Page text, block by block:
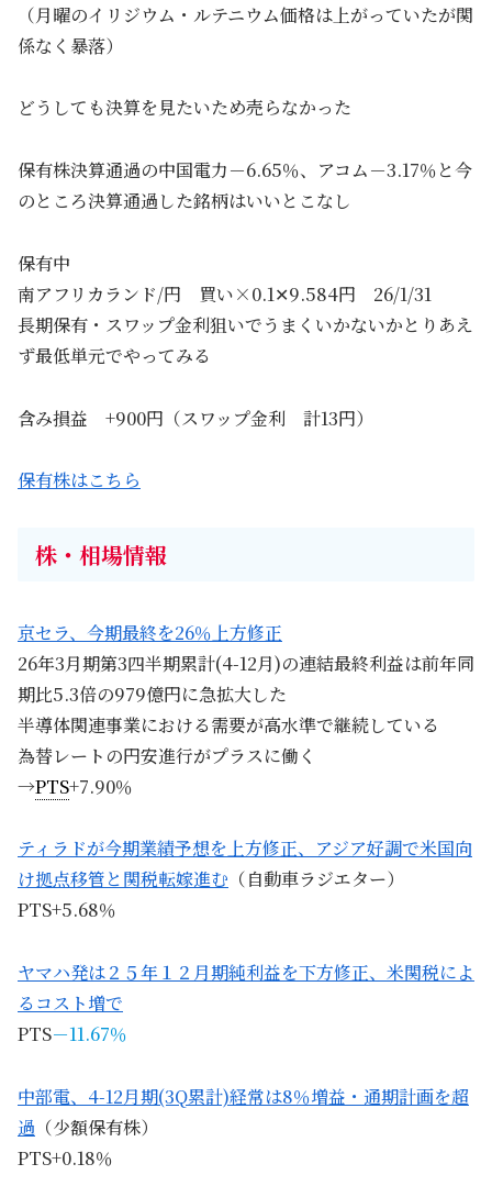
（月曜のイリジウム・ルテニウム価格は上がっていたが関
係なく暴落）
どうしても決算を見たいため売らなかった
保有株決算通過の中国電力－6.65％、アコム－3.17％と今
のところ決算通過した銘柄はいいとこなし
保有中
南アフリカランド/円 買い×0.1✕9.584円 26/1/31
長期保有・スワップ金利狙いでうまくいかないかとりあえ
ず最低単元でやってみる
含み損益 +900円（スワップ金利 計13円）
保有株はこちら
株・相場情報
京セラ、今期最終を26％上方修正
26年3月期第3四半期累計(4-12月)の連結最終利益は前年同
期比5.3倍の979億円に急拡大した
半導体関連事業における需要が高水準で継続している
為替レートの円安進行がプラスに働く
→PTS+7.90％
ティラドが今期業績予想を上方修正、アジア好調で米国向
け拠点移管と関税転嫁進む （自動車ラジエター）
PTS+5.68％
ヤマハ発は２５年１２月期純利益を下方修正、米関税によ
るコスト増で
PTS－11.67％
中部電、4-12月期(3Q累計)経常は8％増益・通期計画を超
過 （少額保有株）
PTS+0.18％